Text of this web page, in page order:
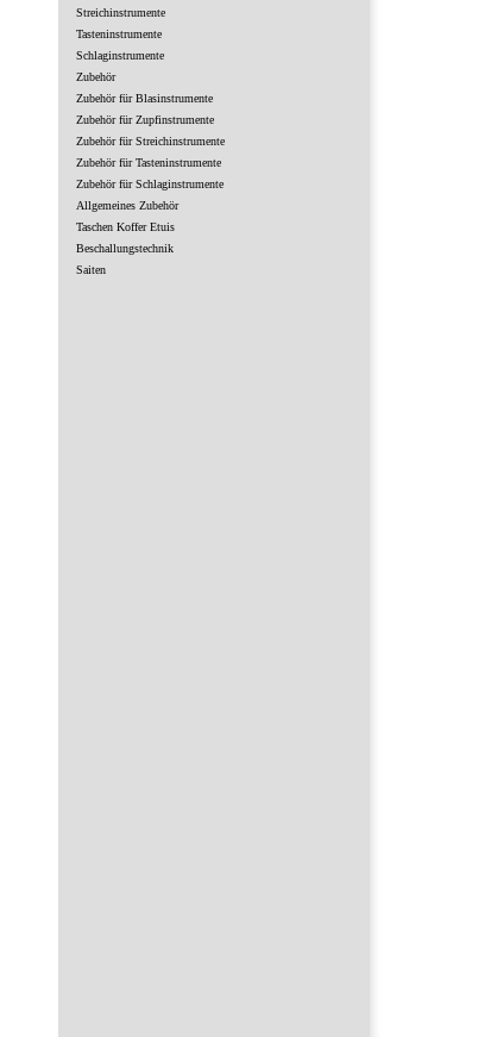
Streichinstrumente
Tasteninstrumente
Schlaginstrumente
Zubehör
Zubehör für Blasinstrumente
Zubehör für Zupfinstrumente
Zubehör für Streichinstrumente
Zubehör für Tasteninstrumente
Zubehör für Schlaginstrumente
Allgemeines Zubehör
Taschen Koffer Etuis
Beschallungstechnik
Saiten